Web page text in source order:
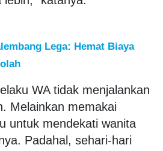
Lega: Hemat Biaya
WA tidak menjalankan
Melainkan memakai
untuk mendekati wanita
Padahal, sehari-hari